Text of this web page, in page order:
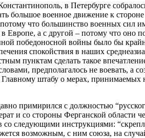
в Петербурге
большое военное движение к
что большинство военных сил
Европе, а с другой – потому что оно
победоносной войны было бы
спокойствия в наших
пунктам сделать такое
предполагалось не воевать, а
штабу о мерах, принимаемых
примирился с должностью
и со стороны Ферганской
со следующими инструкциями:
возможным, с ним союза, на